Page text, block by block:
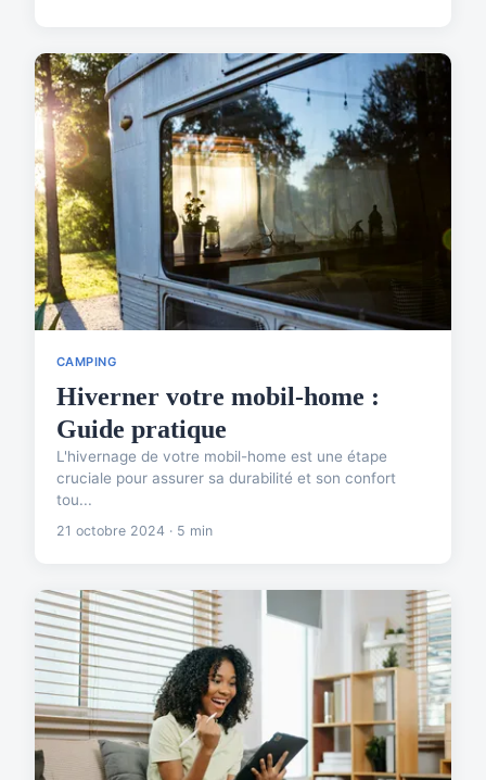
CAMPING
Hiverner votre mobil-home :
Guide pratique
L'hivernage de votre mobil-home est une étape
cruciale pour assurer sa durabilité et son confort
tou...
21 octobre 2024 · 5 min